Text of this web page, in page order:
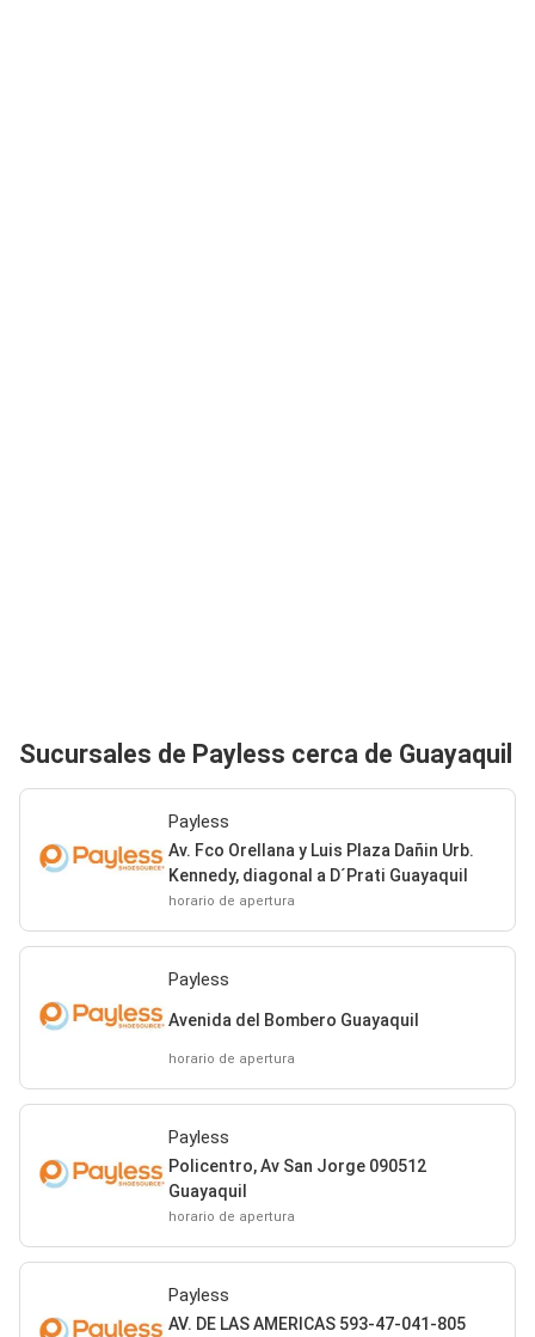
Sucursales de Payless cerca de Guayaquil
Payless
Av. Fco Orellana y Luis Plaza Dañin Urb.
Kennedy, diagonal a D´Prati Guayaquil
horario de apertura
Payless
Avenida del Bombero Guayaquil
horario de apertura
Payless
Policentro, Av San Jorge 090512
Guayaquil
horario de apertura
Payless
AV. DE LAS AMERICAS 593-47-041-805